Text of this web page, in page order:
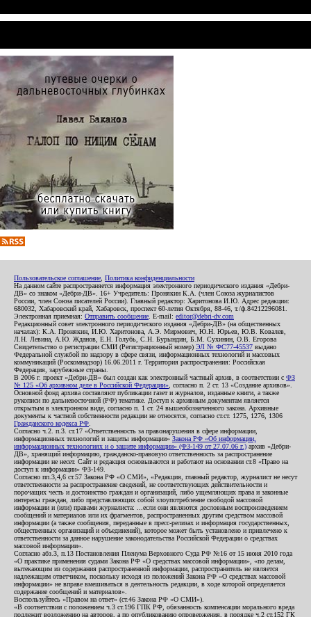
Пользовательское соглашение Политика конфиденциальности
На данном сайте распространяется информация электронного периодического издания «Дебри-
ДВ» со знаком «Дебри-ДВ». 16+ Учредитель: Пронякин К.А. (член Союза журналистов
России, член Союза писателей России). Главный редактор: Харитонова И.Ю. Адрес редакции:
680032, Хабаровский край, Хабаровск, проспект 60-летия Октября, 88-46, т./ф.84212296081.
Электронная приемная: Отправить сообщение . E-mail: editor@debri-dv.com
Редакционный совет электронного периодического издания «Дебри-ДВ» (на общественных
началах): К.А. Пронякин, И.Ю. Харитонова, А.Э. Мирмович, Ю.Н. Юрьев, Ю.В. Ковалев,
Л.Н. Левина, А.Ю. Жданов, Е.Н. Голубь, С.Н. Бурындин, Б.М. Сухинин, О.В. Егорова
Свидетельство о регистрации СМИ (Регистрационный номер) ЭЛ № ФС77-45537 выдано
Федеральной службой по надзору в сфере связи, информационных технологий и массовых
коммуникаций (Роскомнадзор) 16.06.2011 г. Территория распространения: Российская
Федерация, зарубежные страны.
В 2006 г. проект «Дебри-ДВ» был создан как электронный частный архив, в соответствии с ФЗ
№ 125 «Об архивном деле в Российской Федерации» , согласно п. 2 ст. 13 «Создание архивов».
Основной фонд архива составляют публикации газет и журналов, изданные книги, а также
рукописи по дальневосточной (РФ) тематике. Доступ к архивным документам является
открытым в электронном виде, согласно п. 1 ст. 24 вышеобозначенного закона. Архивные
документы к частной собственности редакции не относятся, согласно ст.ст. 1275, 1276, 1306
Гражданского кодекса РФ
Согласно ч.2. п.3. ст.17 «Ответственность за правонарушения в сфере информации,
информационных технологий и защиты информации» Закона РФ «Об информации,
информационных технологиях и о защите информации» (ФЗ-149 от 27.07.06 г.) архив «Дебри-
ДВ», хранящий информацию, гражданско-правовую ответственность за распространение
информации не несет. Сайт и редакция основываются и работают на основании ст.8 «Право на
доступ к информации» ФЗ-149.
Согласно пп.3,4,6 ст.57 Закона РФ «О СМИ», «Редакция, главный редактор, журналист не несут
ответственности за распространение сведений, не соответствующих действительности и
порочащих честь и достоинство граждан и организаций, либо ущемляющих права и законные
интересы граждан, либо представляющих собой злоупотребление свободой массовой
информации и (или) правами журналиста: ...если они являются дословным воспроизведением
сообщений и материалов или их фрагментов, распространенных другим средством массовой
информации (а также сообщения, переданные в пресс-релизах и информация государственных,
общественных организаций и объединений), которое может быть установлено и привлечено к
ответственности за данное нарушение законодательства Российской Федерации о средствах
массовой информации».
Согласно абз.3, п.13 Постановления Пленума Верховного Суда РФ №16 от 15 июня 2010 года
«О практике применения судами Закона РФ «О средствах массовой информации», «по делам,
вытекающим из содержания распространенной информации, распространитель не является
надлежащим ответчиком, поскольку исходя из положений Закона РФ «О средствах массовой
информации» не вправе вмешиваться в деятельность редакции, в ходе которой определяется
содержание сообщений и материалов».
Воспользуйтесь «Правом на ответ» (ст.46 Закона РФ «О СМИ»).
«В соответствии с положением ч.3 ст.196 ГПК РФ, обязанность компенсации морального вреда
подлежит возложению на авторов, а по опубликованию опровержения, в порядке ч.2 ст.152 ГК